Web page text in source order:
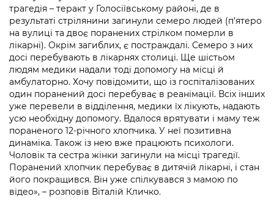
Підприємства, установи, організації
Kyiv International Relations
Річні звіти
Гендерна політика
Безбар'єрність
Київська міська військова адміністрація
Портал Захисників та Захисниць
Безбар'єрність
Портал послуг
Міський застосунок Київ Цифровий
Важливе під час воєнного стану
Уряд» – місцевий рівень»
Важливе під час воєнного стану
Про відкриті дані
Портал даних Києва
Публічні дашборди
трагедія – теракт у Голосіївському районі, де в
результаті стрілянини загинули семеро людей (п’ятеро
на вулиці та двоє поранених стрілком померли в
лікарні). Окрім загиблих, є постраждалі. Семеро з них
досі перебувають в лікарнях столиці. Ще шістьом
людям медики надали тоді допомогу на місці й
амбулаторно. Хочу повідомити, що із госпіталізованих
один поранений досі перебуває в реанімації. Всіх інших
уже перевели в відділення, медики їх лікують, надають
усю необхідну допомогу. Вдалося врятувати і маму теж
пораненого 12-річного хлопчика. У неї позитивна
динаміка. Також із нею вже працюють психологи.
Чоловік та сестра жінки загинули на місці трагедії.
Поранений хлопчик перебуває в дитячій лікарні, і стан
його покращився. Він уже спілкувався з мамою по
відео», – розповів Віталій Кличко.